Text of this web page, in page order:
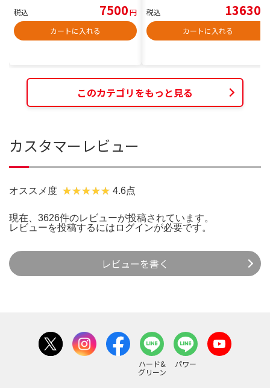
税込 7500円
カートに入れる
税込 13630
カートに入れる
このカテゴリをもっと見る
カスタマーレビュー
オススメ度 4.6点
現在、3626件のレビューが投稿されています。
レビューを投稿するには ログインが必要です。
レビューを書く
ハード&
グリーン
パワー